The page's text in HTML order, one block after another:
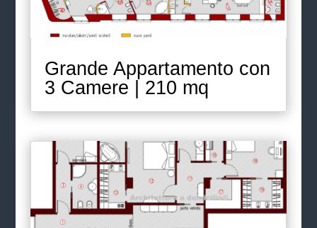
Grande Appartamento con
3 Camere | 210 mq